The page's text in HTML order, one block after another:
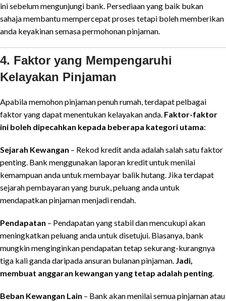
ini sebelum mengunjungi bank. Persediaan yang baik bukan
sahaja membantu mempercepat proses tetapi boleh memberikan
anda keyakinan semasa permohonan pinjaman.
4. Faktor yang Mempengaruhi
Kelayakan Pinjaman
Apabila memohon pinjaman penuh rumah, terdapat pelbagai
faktor yang dapat menentukan kelayakan anda. Faktor-faktor
ini boleh dipecahkan kepada beberapa kategori utama:
Sejarah Kewangan – Rekod kredit anda adalah salah satu faktor
penting. Bank menggunakan laporan kredit untuk menilai
kemampuan anda untuk membayar balik hutang. Jika terdapat
sejarah pembayaran yang buruk, peluang anda untuk
mendapatkan pinjaman menjadi rendah.
Pendapatan – Pendapatan yang stabil dan mencukupi akan
meningkatkan peluang anda untuk disetujui. Biasanya, bank
mungkin menginginkan pendapatan tetap sekurang-kurangnya
tiga kali ganda daripada ansuran bulanan pinjaman. Jadi,
membuat anggaran kewangan yang tetap adalah penting
Beban Kewangan Lain – Bank akan menilai semua pinjaman atau